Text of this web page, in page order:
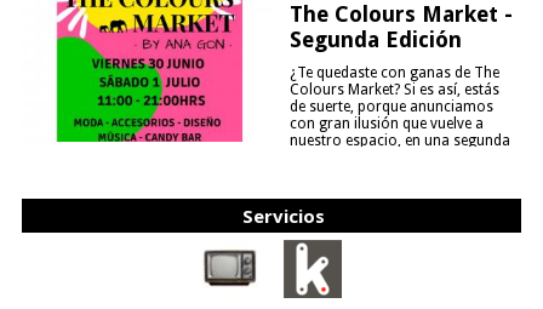
The Colours Market -
Segunda Edición
¿Te quedaste con ganas de The
Colours Market? Si es así, estás
de suerte, porque anunciamos
con gran ilusión que vuelve a
nuestro espacio, en una segunda
Servicios